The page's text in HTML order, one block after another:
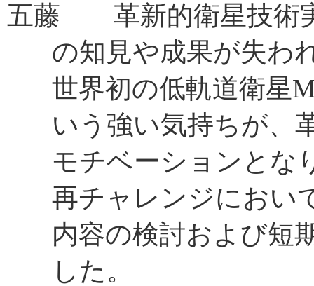
五藤 革新的衛星技術
の知見や成果が失わ
世界初の低軌道衛星
いう強い気持ちが、
モチベーションとな
再チャレンジにおい
内容の検討および短
した。